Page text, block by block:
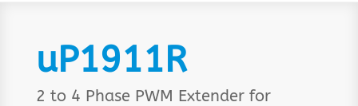
uP1911R
2 to 4 Phase PWM Extender for